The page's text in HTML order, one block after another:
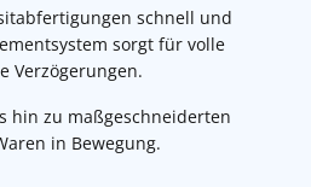
schnell und
sorgt für volle
Verzögerungen.
hin zu maßgeschneiderten
in Bewegung.